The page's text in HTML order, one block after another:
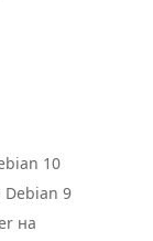
10
Debian 9
на